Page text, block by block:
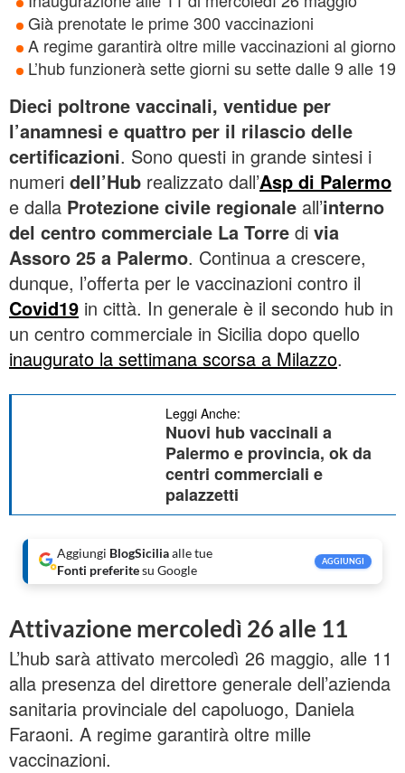
Già prenotate le prime 300 vaccinazioni
A regime garantirà oltre mille vaccinazioni al giorno
L’hub funzionerà sette giorni su sette dalle 9 alle 19
Dieci poltrone vaccinali, ventidue per
l’anamnesi e quattro per il rilascio delle
certificazioni. Sono questi in grande sintesi i
numeri dell’Hub realizzato dall’Asp di Palermo
e dalla Protezione civile regionale all’interno
del centro commerciale La Torre di via
Assoro 25 a Palermo. Continua a crescere,
dunque, l’offerta per le vaccinazioni contro il
Covid19 in città. In generale è il secondo hub in
un centro commerciale in Sicilia dopo quello
inaugurato la settimana scorsa a Milazzo.
Leggi Anche:
Nuovi hub vaccinali a
Palermo e provincia, ok da
centri commerciali e
palazzetti
Aggiungi BlogSiciliaalle tue
Fonti preferitesu Google
AGGIUNGI
Attivazione mercoledì 26 alle 11
L’hub sarà attivato mercoledì 26 maggio, alle 11
alla presenza del direttore generale dell’azienda
sanitaria provinciale del capoluogo, Daniela
Faraoni. A regime garantirà oltre mille
vaccinazioni.